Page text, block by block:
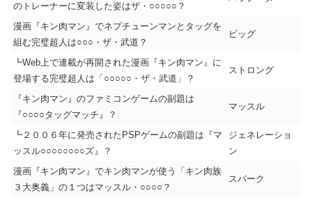
のトレーナーに変装した姿はザ・○○○○○？
漫画『キン肉マン』でネプチューンマンとタッグを
組む完璧超人は○○○・ザ・武道？
ビッグ
┗Web上で連載が再開された漫画『キン肉マン』に
登場する完璧超人は「○○○○○・ザ・武道」？
ストロング
『キン肉マン』のファミコンゲームの副題は
『○○○○タッグマッチ』？
マッスル
┗２００６年に発売されたPSPゲームの副題は『マ
ッスル○○○○○○○○ズ』？
ジェネレーショ
ン
漫画『キン肉マン』でキン肉マンが使う「キン肉族
３大奥義」の１つはマッスル・○○○○？
スパーク